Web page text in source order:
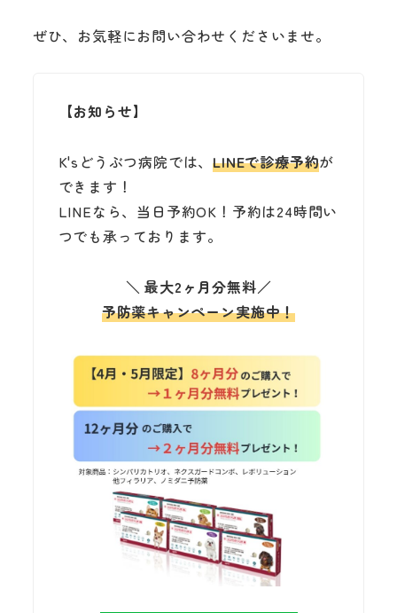
ぜひ、お気軽にお問い合わせくださいませ。
【お知らせ】
K'sどうぶつ病院では、LINEで診療予約が
できます！
LINEなら、当日予約OK！予約は24時間い
つでも承っております。
＼最大2ヶ月分無料／
予防薬キャンペーン実施中！